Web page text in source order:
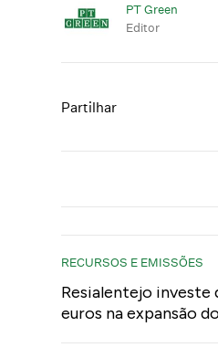
PT Green
Editor
Partilhar
RECURSOS E EMISSÕES
Resialentejo investe
euros na expansão